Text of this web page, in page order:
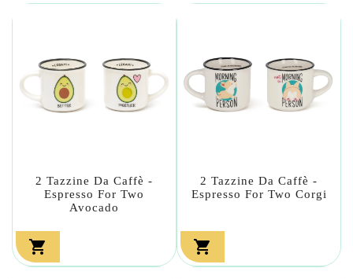
2 Tazzine Da Caffè -
Espresso For Two
Avocado

2 Tazzine Da Caffè -
Espresso For Two Corgi
